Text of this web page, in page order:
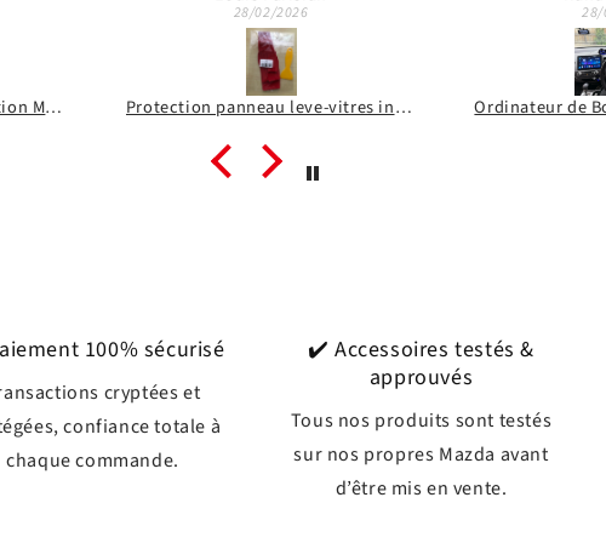
Protection panneau leve-vitres intérieur en suédine
100% sécurisé
cryptées et
confiance totale à
chaque commande.
✔️ Accessoires testés &
approuvés
Tous nos produits sont testés
sur nos propres Mazda avant
d’être mis en vente.